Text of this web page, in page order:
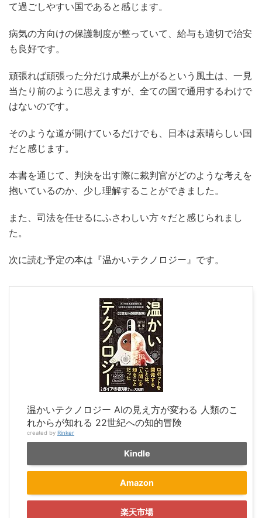
て過ごしやすい国であると感じます。
病気の方向けの保護制度が整っていて、給与も適切で治安
も良好です。
頑張れば頑張った分だけ成果が上がるという風土は、一見
当たり前のように思えますが、全ての国で通用するわけで
はないのです。
そのような道が開けているだけでも、日本は素晴らしい国
だと感じます。
本書を通じて、判決を出す際に裁判官がどのような考えを
抱いているのか、少し理解することができました。
また、司法を任せるにふさわしい方々だと感じられまし
た。
次に読む予定の本は『温かいテクノロジー』です。
温かいテクノロジー AIの見え方が変わる 人類のこ
れからが知れる 22世紀への知的冒険
created by Rinker
Kindle
Amazon
楽天市場